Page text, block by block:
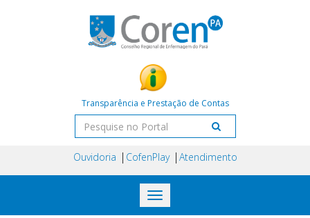
Transparência e Prestação de Contas
Ouvidoria CofenPlay Atendimento
Toggle
navigation